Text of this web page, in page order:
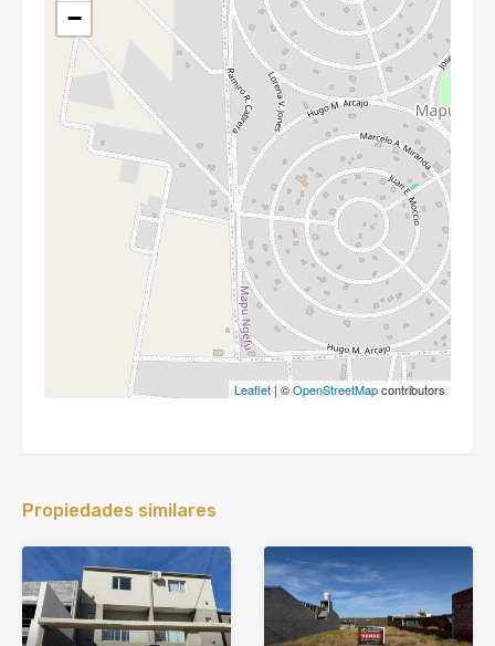
−
Leaflet | ©OpenStreetMapcontributors
Propiedades similares